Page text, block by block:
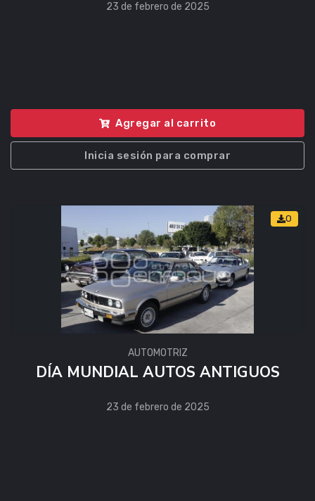
23 de febrero de 2025
Agregar al carrito
Inicia sesión para comprar
0
AUTOMOTRIZ
DÍA MUNDIAL AUTOS ANTIGUOS
23 de febrero de 2025